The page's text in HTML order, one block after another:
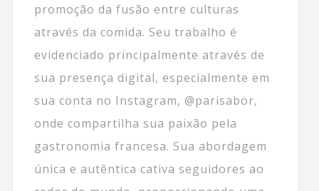
promoção da fusão entre culturas
através da comida. Seu trabalho é
evidenciado principalmente através de
sua presença digital, especialmente em
sua conta no Instagram, @parisabor,
onde compartilha sua paixão pela
gastronomia francesa. Sua abordagem
única e autêntica cativa seguidores ao